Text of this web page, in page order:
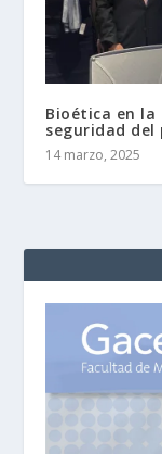
Bioética en la
seguridad del
14 marzo, 2025